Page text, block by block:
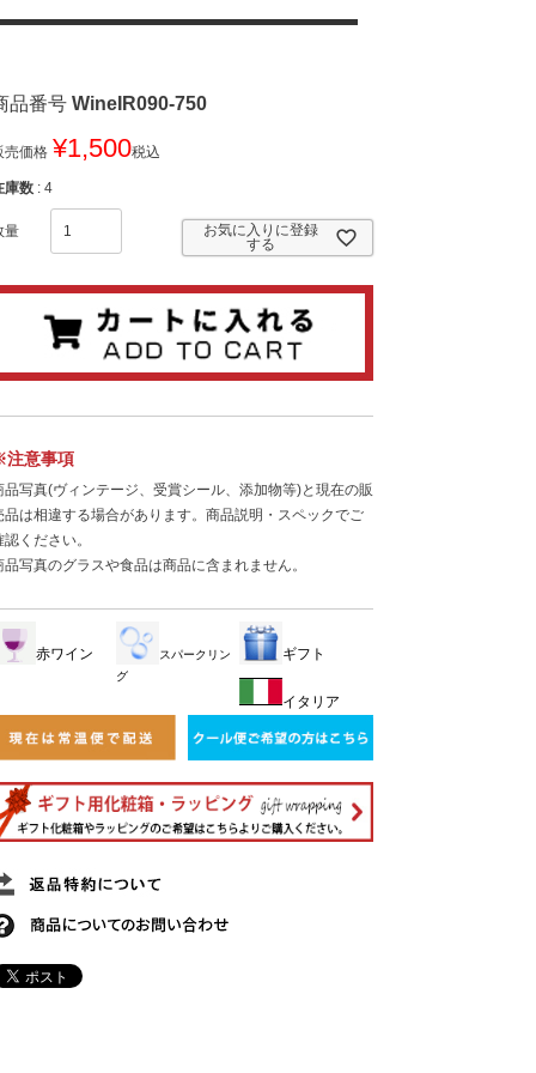
品番号 WineIR090-750
売価格 ¥1,500税込
庫数 4
お気に入りに登録
する
意事項
品写真(ヴィンテージ、受賞シール、添加物等)と現在の販
品は相違する場合があります。商品説明・スペックでご
認ください。
品写真のグラスや食品は商品に含まれません。
赤ワイン
スパークリン
グ
ギフト
イタリア